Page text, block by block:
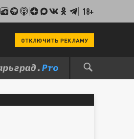
18+
ОТКЛЮЧИТЬ РЕКЛАМУ